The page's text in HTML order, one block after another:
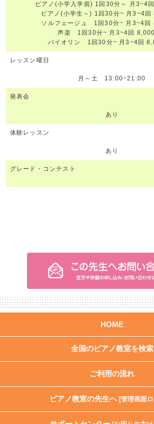
ピアノ(小学入学前) 1回30分～ 月3~4
ピアノ(小学生～) 1回30分~ 月3~4
ソルフェージュ 1回30分~ 月3~4回
声楽 1回30分~ 月3~4回
バイオリン 1回30分~ 月3~4回
レッスン曜日
月～土 13:00~21:00
発表会
あり
体験レッスン
あり
グレード・コンテスト
HOME
全国のピアノ教室を検索
ご利用の流れ
ピアノ教室の先生へ [管理画面